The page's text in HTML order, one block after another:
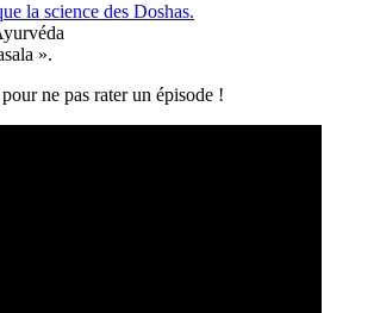
la science des Doshas.
».
ne pas rater un épisode !